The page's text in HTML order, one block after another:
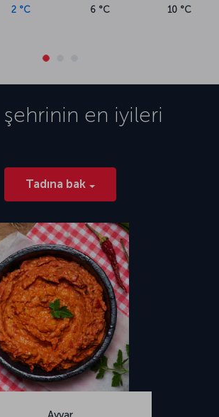
2 °C 6 °C 10 °C
şehrinin en iyileri
Tadına bak